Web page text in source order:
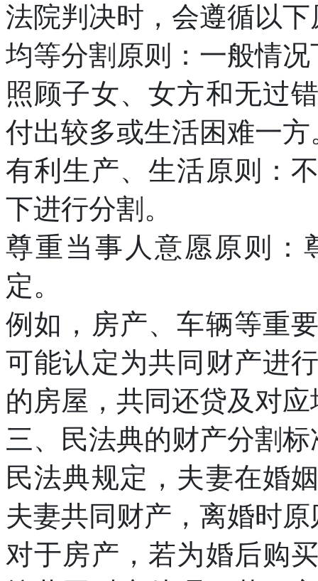
法院判决时，会遵循以下
均等分割原则：一般情
照顾子女、女方和无过
付出较多或生活困难一方
有利生产、生活原则：
下进行分割。
尊重当事人意愿原则：
定。
例如，房产、车辆等重
可能认定为共同财产进
的房屋，共同还贷及对
三、民法典的财产分割
民法典规定，夫妻在婚
夫妻共同财产，离婚时
对于房产，若为婚后购